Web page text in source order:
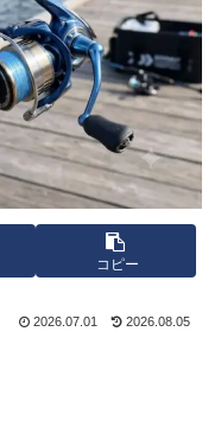
コピー
2026.07.01 2026.08.05